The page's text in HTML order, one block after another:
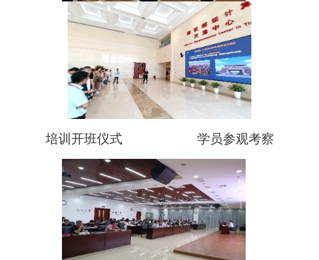
培训开班仪式 学员参观考察